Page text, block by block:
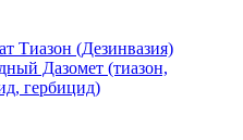
Тиазон (Дезинвазия)
Дазомет (тиазон,
гербицид)